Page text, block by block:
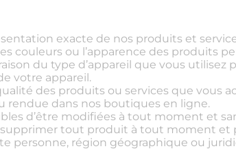
exacte de nos produits et
couleurs ou l’apparence des produits
du type d’appareil que vous utilisez
votre appareil.
des produits ou services que vous
rendue dans nos boutiques en ligne.
d’être modifiées à tout moment et
tout produit à tout moment et
personne, région géographique ou